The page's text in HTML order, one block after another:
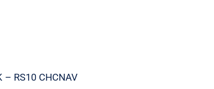
– RS10 CHCNAV